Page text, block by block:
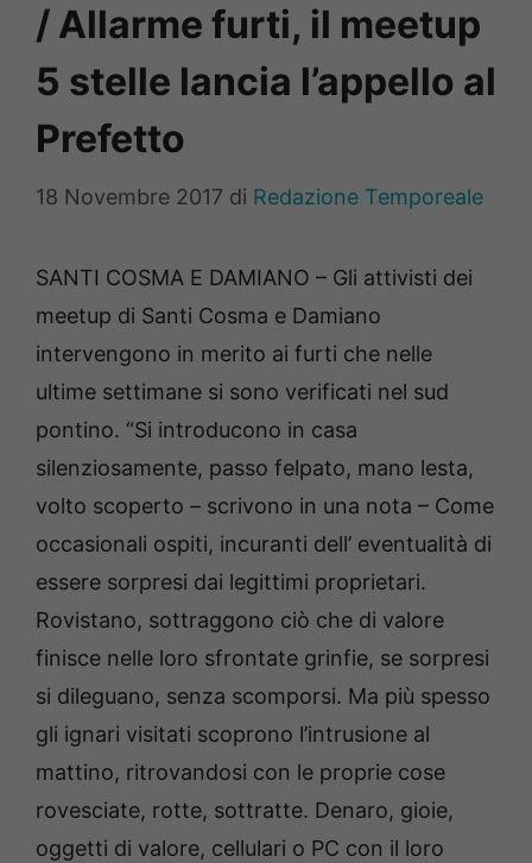
/ Allarme furti, il meetup
5 stelle lancia l’appello al
Prefetto
18 Novembre 2017 di Redazione Temporeale
SANTI COSMA E DAMIANO – Gli attivisti dei
meetup di Santi Cosma e Damiano
intervengono in merito ai furti che nelle
ultime settimane si sono verificati nel sud
pontino. “Si introducono in casa
silenziosamente, passo felpato, mano lesta,
volto scoperto – scrivono in una nota – Come
occasionali ospiti, incuranti dell’ eventualità di
essere sorpresi dai legittimi proprietari.
Rovistano, sottraggono ciò che di valore
finisce nelle loro sfrontate grinfie, se sorpresi
si dileguano, senza scomporsi. Ma più spesso
gli ignari visitati scoprono l’intrusione al
mattino, ritrovandosi con le proprie cose
rovesciate, rotte, sottratte. Denaro, gioie,
oggetti di valore, cellulari o PC con il loro